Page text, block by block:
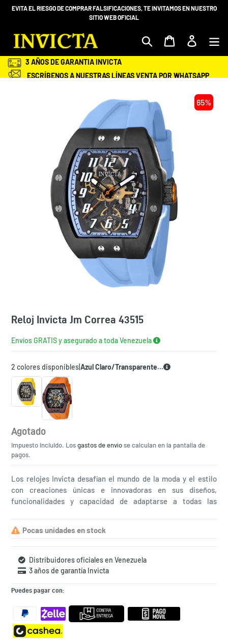
contenido
EVITA EL RIESGO DE COMPRAR FALSIFICACIONES, TE INVITAMOS EN NUESTRO
SITIO WEB OFICIAL
Mi bolsa Ingresar
3 AÑOS DE GARANTIA INVICTA
ESCRÍBENOS A NUESTRAS LÍNEAS VENTA POR WHATSAPP
ENVÍOS GRATIS Y ASEGURADOS A TODA VENEZUELA
SEGURIDAD EN TU COMPRA
ENTREGA EN TU DOMICILIO
65%
Reloj Invicta Jm Correa 43515
Envíos GRATIS y asegurado a toda Venezuela
2 colores disponibles|Azul Claro/Transparente...
Precio
habitual
Agotado
Impuesto incluido. Losgastos de envíose calculan en la pantalla de
pagos.
Los relojes Invicta desafían el mundo de la moda y el estilo
con creaciones únicas e innovadoras en sus diseños,
funcionalidades y capacidad de adaptarse a todas las
Pocas unidades en stock
Distribuidores oficiales en Venezuela
3 años de garantía Invicta
Puedes pagar con: